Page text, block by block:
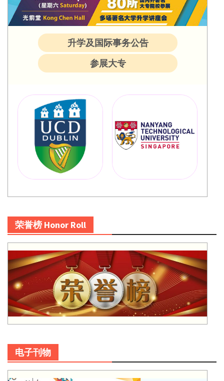
升学及国际事务公告
参展大专
荣誉榜 Honor Roll
电子刊物